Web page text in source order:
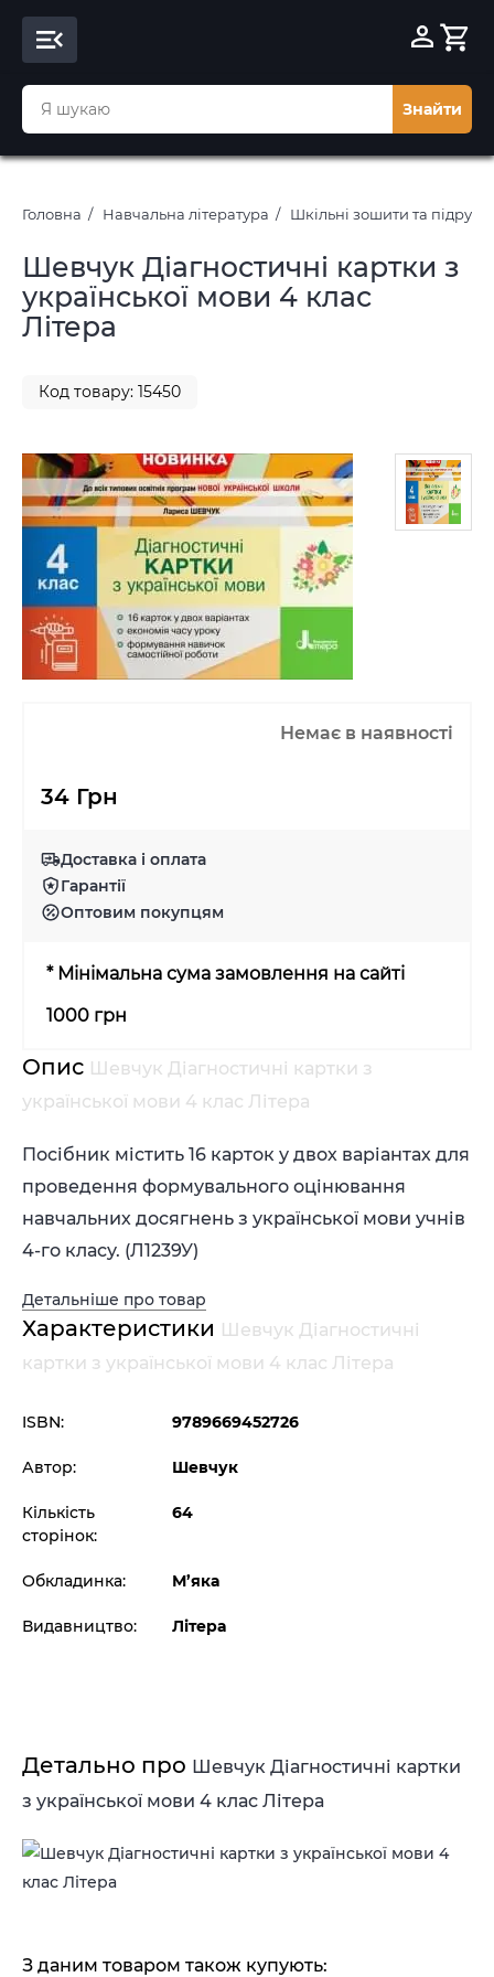
Знайти
Головна Навчальна література Шкільні зошити та
Шевчук Діагностичні картки з
української мови 4 клас
Літера
Код товару: 15450
Немає в наявності
34 Грн
Доставка і оплата
Гарантії
Оптовим покупцям
* Мінімальна сума замовлення на сайті
1000 грн
Опис Шевчук Діагностичні картки з
української мови 4 клас Літера
Посібник містить 16 карток у двох варіантах для
проведення формувального оцінювання
навчальних досягнень з української мови учнів
4-го класу. (Л1239У)
Детальніше про товар
Характеристики Шевчук Діагностичні
картки з української мови 4 клас Літера
ISBN: 9789669452726
Автор: Шевчук
Кількість
сторінок:
64
Обкладинка: М’яка
Видавництво: Літера
Детально про Шевчук Діагностичні картки
з української мови 4 клас Літера
З даним товаром також купують: